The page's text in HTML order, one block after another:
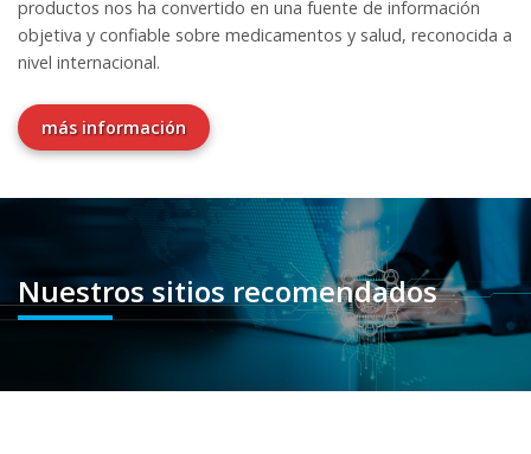
productos nos ha convertido en una fuente de información
objetiva y confiable sobre medicamentos y salud, reconocida a
nivel internacional.
más información
Nuestros sitios recomendados